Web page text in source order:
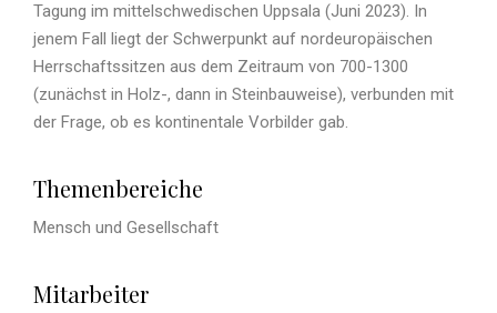
Tagung im mittelschwedischen Uppsala (Juni 2023). In
jenem Fall liegt der Schwerpunkt auf nordeuropäischen
Herrschaftssitzen aus dem Zeitraum von 700-1300
(zunächst in Holz-, dann in Steinbauweise), verbunden mit
der Frage, ob es kontinentale Vorbilder gab.
Themenbereiche
Mensch und Gesellschaft
Mitarbeiter